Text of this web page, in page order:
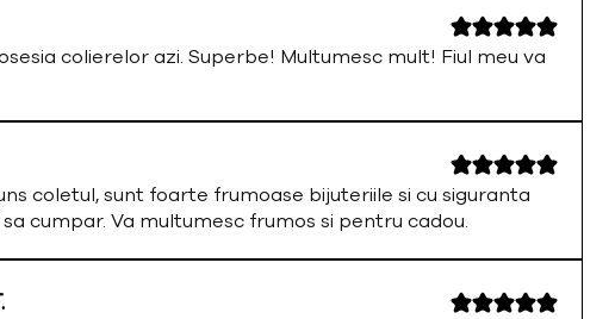
colierelor azi. Superbe! Multumesc mult! Fiul meu va
coletul, sunt foarte frumoase bijuteriile si cu siguranta
cumpar. Va multumesc frumos si pentru cadou.